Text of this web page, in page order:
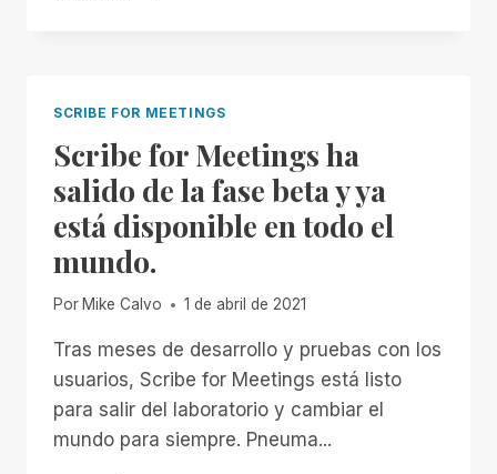
ESTUPIDEZ:
MI
EXPERIENCIA
CON
EL
PIT
1150
SCRIBE FOR MEETINGS
Scribe for Meetings ha
salido de la fase beta y ya
está disponible en todo el
mundo.
Por Mike Calvo 1 de abril de 2021
Tras meses de desarrollo y pruebas con los
usuarios, Scribe for Meetings está listo
para salir del laboratorio y cambiar el
mundo para siempre. Pneuma...